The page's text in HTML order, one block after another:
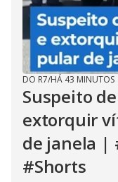
DO R7/HÁ 43 MINUTOS
Suspeito
extorquir
de janela |
#Shorts